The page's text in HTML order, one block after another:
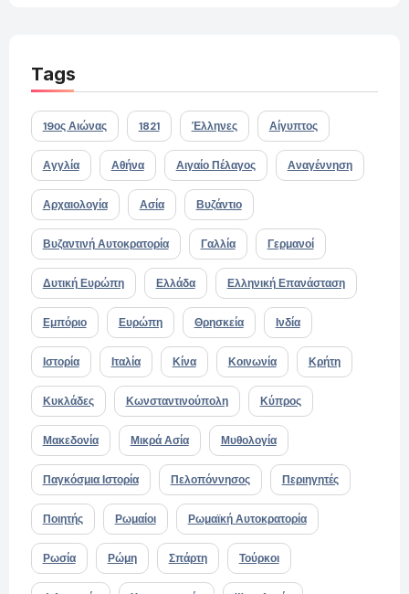
Tags
19ος Αιώνας 1821 Έλληνες Αίγυπτος
Αγγλία Αθήνα Αιγαίο Πέλαγος Αναγέννηση
Αρχαιολογία Ασία Βυζάντιο
Βυζαντινή Αυτοκρατορία Γαλλία Γερμανοί
Δυτική Ευρώπη Ελλάδα Ελληνική Επανάσταση
Εμπόριο Ευρώπη Θρησκεία Ινδία
Ιστορία Ιταλία Κίνα Κοινωνία Κρήτη
Κυκλάδες Κωνσταντινούπολη Κύπρος
Μακεδονία Μικρά Ασία Μυθολογία
Παγκόσμια Ιστορία Πελοπόννησος Περιηγητές
Ποιητής Ρωμαίοι Ρωμαϊκή Αυτοκρατορία
Ρωσία Ρώμη Σπάρτη Τούρκοι